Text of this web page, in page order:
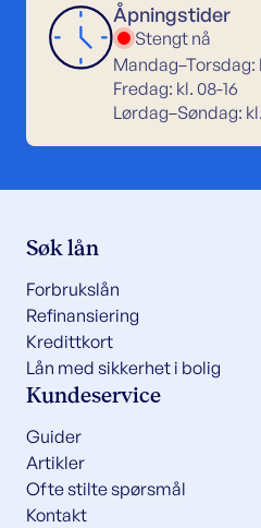
Åpningstider
Stengt nå
Mandag–Torsdag:
Fredag: kl. 08-16
Lørdag–Søndag:
Søk lån
Forbrukslån
Refinansiering
Kredittkort
Lån med sikkerhet i bolig
Kundeservice
Guider
Artikler
Ofte stilte spørsmål
Kontakt